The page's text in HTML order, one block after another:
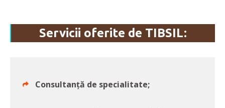
Servicii oferite de TIBSIL:
Consultanță de specialitate;